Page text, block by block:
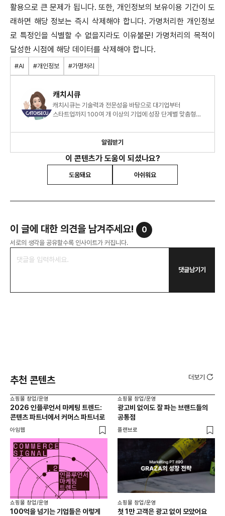
활용으로 큰 문제가 됩니다. 또한, 개인정보의 보유이용 기간이 도
래하면 해당 정보는 즉시 삭제해야 합니다. 가명처리한 개인정보
로 특정인을 식별할 수 없을지라도 이유불문! 가명처리의 목적이
달성한 시점에 해당 데이터를 삭제해야 합니다.
#AI #개인정보 #가명처리
캐치시큐
캐치시큐는 기술력과 전문성을 바탕으로 대기업부터
스타트업까지 100여 개 이상의 기업에 성장 단계별 맞춤형
알림받기
이 콘텐츠가 도움이 되셨나요?
도움돼요 아쉬워요
이 글에 대한 의견을 남겨주세요! 0
서로의 생각을 공유할수록 인사이트가 커집니다.
댓글남기기
추천 콘텐츠 더보기
쇼핑몰 창업/운영
2026 인플루언서 마케팅 트렌드:
콘텐츠 파트너에서 커머스 파트너로
아임웹
쇼핑몰 창업/운영
광고비 없이도 잘 파는 브랜드들의
공통점
플랜브로
쇼핑몰 창업/운영
100억을 넘기는 기업들은 이렇게
쇼핑몰 창업/운영
첫 1만 고객은 광고 없이 모았어요